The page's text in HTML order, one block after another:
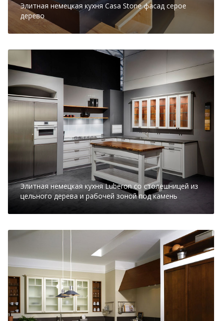
Элитная немецкая кухня Casa Stone фасад серое
дерево
Элитная немецкая кухня Luberon со столешницей из
цельного дерева и рабочей зоной под камень